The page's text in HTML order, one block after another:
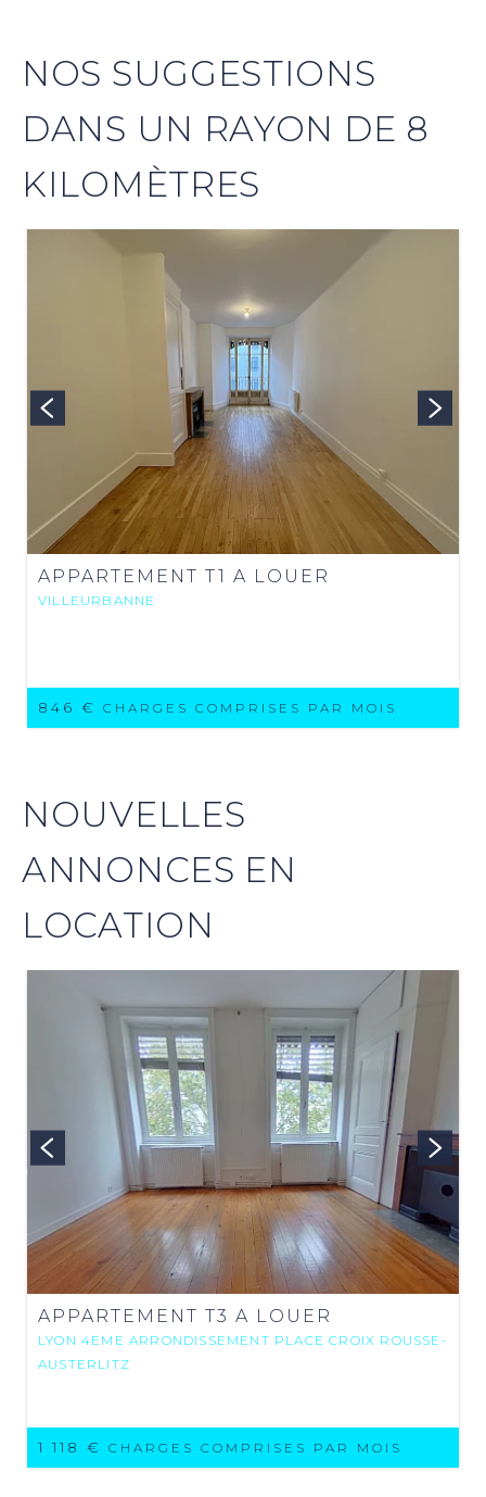
NOS SUGGESTIONS
DANS UN RAYON DE 8
KILOMÈTRES
APPARTEMENT T1 A LOUER
VILLEURBANNE
846 € CHARGES COMPRISES PAR MOIS
NOUVELLES
ANNONCES EN
LOCATION
APPARTEMENT T3 A LOUER
LYON 4EME ARRONDISSEMENT PLACE CROIX ROUSSE-
AUSTERLITZ
1 118 € CHARGES COMPRISES PAR MOIS